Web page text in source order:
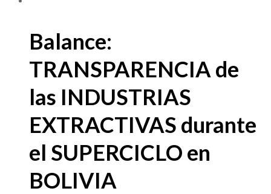
Balance:
TRANSPARENCIA de
las INDUSTRIAS
EXTRACTIVAS durante
el SUPERCICLO en
BOLIVIA